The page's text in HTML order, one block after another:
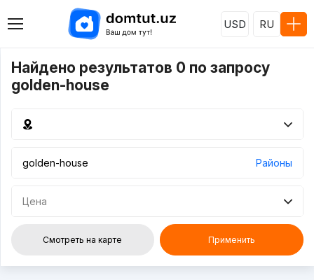
USD RU
Найдено результатов 0 по запросу
golden-house
Районы
Цена
Смотреть на карте Применить